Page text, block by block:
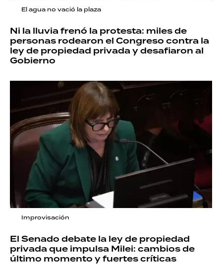
El agua no vació la plaza
Ni la lluvia frenó la protesta: miles de
personas rodearon el Congreso contra la
ley de propiedad privada y desafiaron al
Gobierno
Improvisación
El Senado debate la ley de propiedad
privada que impulsa Milei: cambios de
último momento y fuertes críticas